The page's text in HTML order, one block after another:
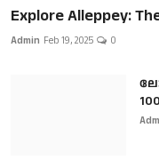
Explore Alleppey:
Admin Feb 19, 2025 0